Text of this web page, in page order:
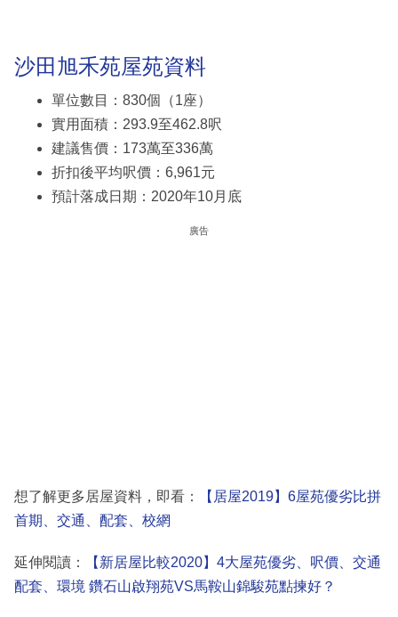
沙田旭禾苑屋苑資料
單位數目：830個（1座）
實用面積：293.9至462.8呎
建議售價：173萬至336萬
折扣後平均呎價：6,961元
預計落成日期：2020年10月底
廣告
想了解更多居屋資料，即看：
【居屋2019】6屋苑優劣比拼
首期、交通、配套、校網
延伸閱讀：
【新居屋比較2020】4大屋苑優劣、呎價、交通
配套、環境 鑽石山啟翔苑VS馬鞍山錦駿苑點揀好？